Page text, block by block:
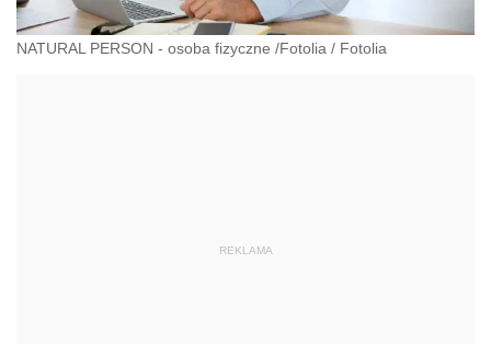
NATURAL PERSON - osoba fizyczne /Fotolia / Fotolia